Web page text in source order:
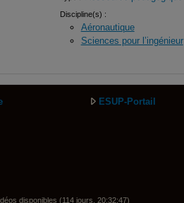
Discipline(s) :
Aéronautique
Sciences pour l’ingénieur
ESUP-Portail
disponibles (114 jours, 20:32:47)